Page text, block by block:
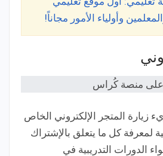
وأولياء الأمور مجاناً!
زيارة المتجر الإلكتروني الخاص
لمعرفة كل ما يتعلق بالإشتراك
الدورات التدريبية في